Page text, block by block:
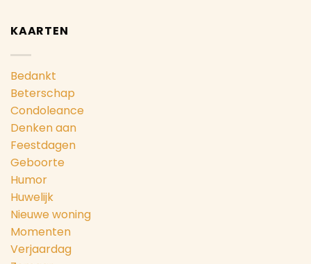
KAARTEN
Bedankt
Beterschap
Condoleance
Denken aan
Feestdagen
Geboorte
Humor
Huwelijk
Nieuwe woning
Momenten
Verjaardag